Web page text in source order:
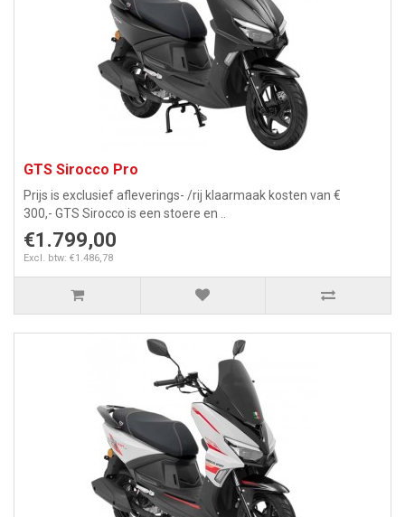
GTS Sirocco Pro
Prijs is exclusief afleverings- /rij klaarmaak kosten van €
300,- GTS Sirocco is een stoere en ..
€1.799,00
Excl. btw: €1.486,78